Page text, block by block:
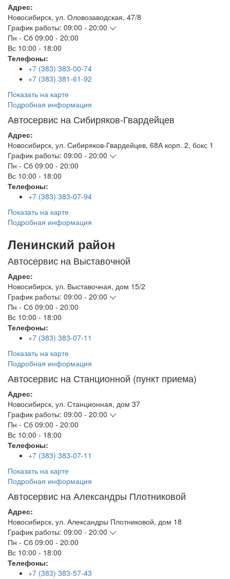
Адрес:
Новосибирск, ул. Оловозаводская, 47/8
График работы: 09:00 - 20:00
Пн - Сб 09:00 - 20:00
Вс 10:00 - 18:00
Телефоны:
+7 (383) 383-00-74
+7 (383) 381-61-92
Показать на карте
Подробная информация
Автосервис на Сибиряков-Гвардейцев
Адрес:
Новосибирск, ул. Сибиряков-Гвардейцев, 68А корп. 2, бокс 1
График работы: 09:00 - 20:00
Пн - Сб 09:00 - 20:00
Вс 10:00 - 18:00
Телефоны:
+7 (383) 383-07-94
Показать на карте
Подробная информация
Ленинский район
Автосервис на Выставочной
Адрес:
Новосибирск, ул. Выставочная, дом 15/2
График работы: 09:00 - 20:00
Пн - Сб 09:00 - 20:00
Вс 10:00 - 18:00
Телефоны:
+7 (383) 383-07-11
Показать на карте
Подробная информация
Автосервис на Станционной (пункт приема)
Адрес:
Новосибирск, ул. Станционная, дом 37
График работы: 09:00 - 20:00
Пн - Сб 09:00 - 20:00
Вс 10:00 - 18:00
Телефоны:
+7 (383) 383-07-11
Показать на карте
Подробная информация
Автосервис на Александры Плотниковой
Адрес:
Новосибирск, ул. Александры Плотниковой, дом 18
График работы: 09:00 - 20:00
Пн - Сб 09:00 - 20:00
Вс 10:00 - 18:00
Телефоны:
+7 (383) 383-57-43